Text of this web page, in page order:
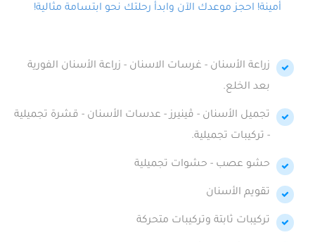
أمينة! احجز موعدك الآن وابدأ رحلتك نحو ابتسامة مثالية!
زراعة الأسنان - غرسات الاسنان - زراعة الأسنان الفورية
بعد الخلع.
تجميل الأسنان - ڤينيرز - عدسات الأسنان - قشرة تجميلية
- تركيبات تجميلية.
حشو عصب - حشوات تجميلية
تقويم الأسنان
تركيبات ثابتة وتركيبات متحركة